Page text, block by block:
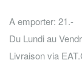
A emporter: 21.-
Du Lundi au
Livraison via